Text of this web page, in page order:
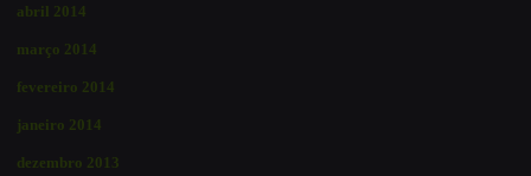
abril 2014
março 2014
fevereiro 2014
janeiro 2014
dezembro 2013